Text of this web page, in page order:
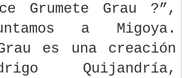
Grumete Grau ?”,
a Migoya.
es una creación
Quijandría,